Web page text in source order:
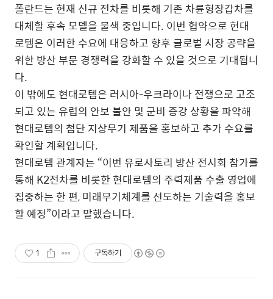
폴란드는 현재 신규 전차를 비롯해 기존 차륜형장갑차를
대체할 후속 모델을 물색 중입니다. 이번 협약으로 현대
로템은 이러한 수요에 대응하고 향후 글로벌 시장 공략을
위한 방산 부문 경쟁력을 강화할 수 있을 것으로 기대됩니
다.
이 밖에도 현대로템은 러시아-우크라이나 전쟁으로 고조
되고 있는 유럽의 안보 불안 및 군비 증강 상황을 파악해
현대로템의 첨단 지상무기 제품을 홍보하고 추가 수요를
확인할 계획입니다.
현대로템 관계자는 “이번 유로사토리 방산 전시회 참가를
통해 K2전차를 비롯한 현대로템의 주력제품 수출 영업에
집중하는 한 편, 미래무기체계를 선도하는 기술력을 홍보
할 예정”이라고 말했습니다.
1 구독하기